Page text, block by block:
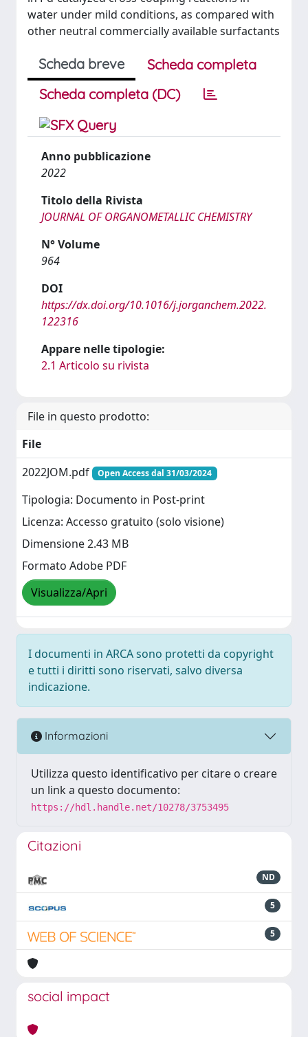
water under mild conditions, as compared with
other neutral commercially available surfactants
Scheda breve
Scheda completa
Scheda completa (DC)
Anno pubblicazione
2022
Titolo della Rivista
JOURNAL OF ORGANOMETALLIC CHEMISTRY
N° Volume
964
DOI
https://dx.doi.org/10.1016/j.jorganchem.2022.
122316
Appare nelle tipologie:
2.1 Articolo su rivista
File in questo prodotto:
File
2022JOM.pdf
Open Access dal 31/03/2024
Tipologia: Documento in Post-print
Licenza: Accesso gratuito (solo visione)
Dimensione 2.43 MB
Formato Adobe PDF
Visualizza/Apri
I documenti in ARCA sono protetti da copyright
e tutti i diritti sono riservati, salvo diversa
indicazione.
Informazioni
Utilizza questo identificativo per citare o creare
un link a questo documento:
https://hdl.handle.net/10278/3753495
Citazioni
ND
5
5
social impact